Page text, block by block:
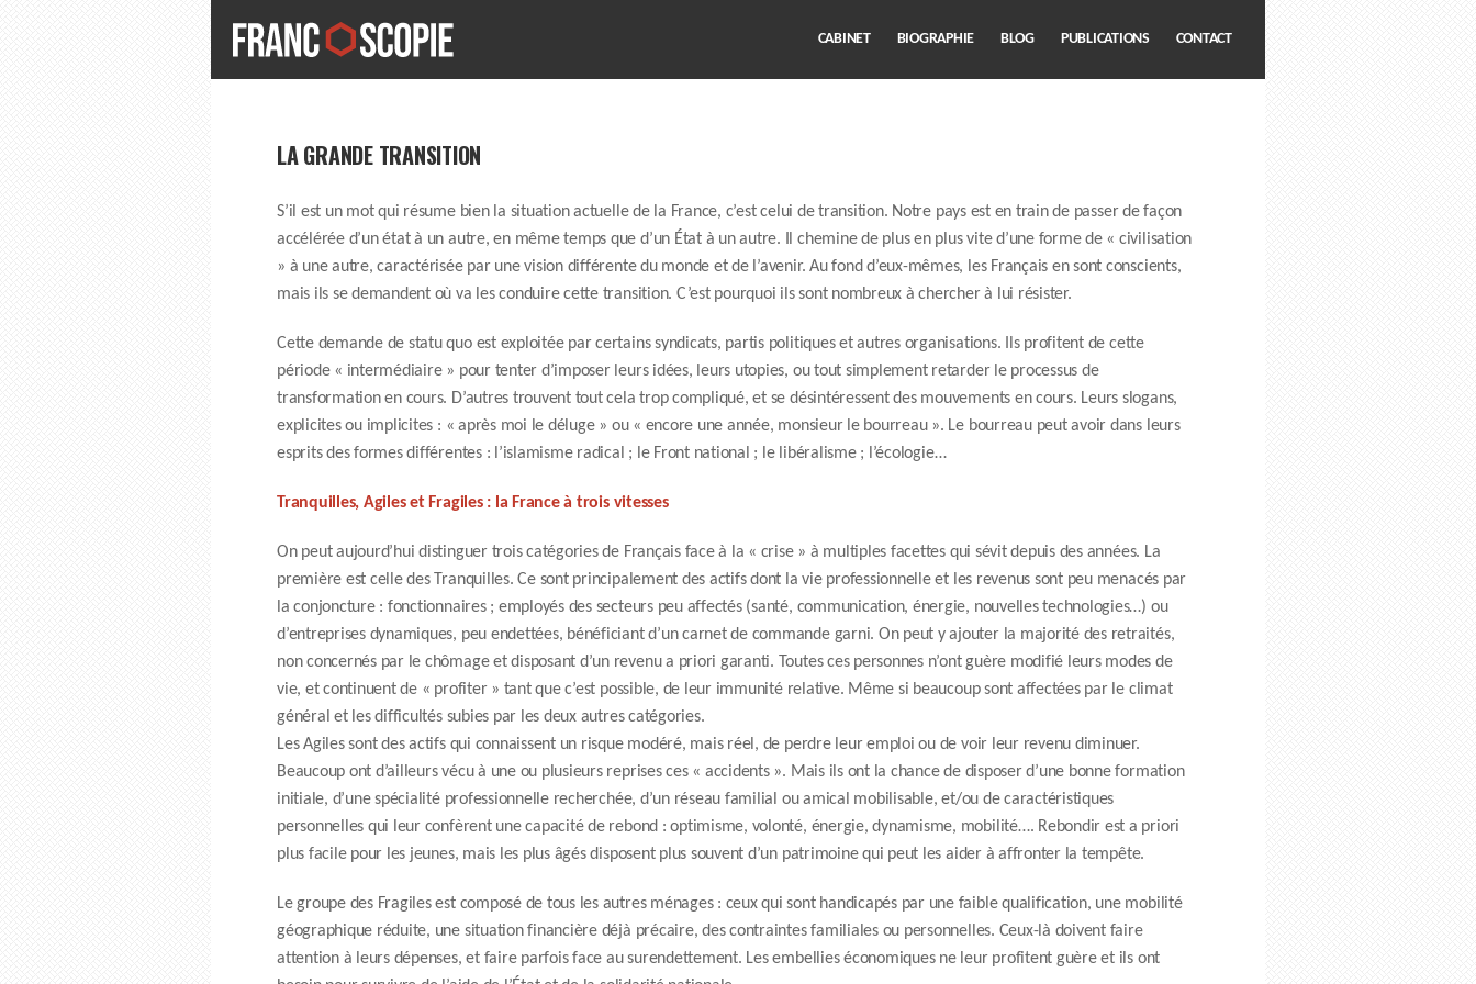
CABINET BIOGRAPHIE BLOG PUBLICATIONS CONTACT
LA GRANDE TRANSITION
S’il est un mot qui résume bien la situation actuelle de la France, c’est celui de transition. Notre pays est en train de passer de façon
accélérée d’un état à un autre, en même temps que d’un État à un autre. Il chemine de plus en plus vite d’une forme de « civilisation
» à une autre, caractérisée par une vision différente du monde et de l’avenir. Au fond d’eux-mêmes, les Français en sont conscients,
mais ils se demandent où va les conduire cette transition. C’est pourquoi ils sont nombreux à chercher à lui résister.
Cette demande de statu quo est exploitée par certains syndicats, partis politiques et autres organisations. Ils profitent de cette
période « intermédiaire » pour tenter d’imposer leurs idées, leurs utopies, ou tout simplement retarder le processus de
transformation en cours. D’autres trouvent tout cela trop compliqué, et se désintéressent des mouvements en cours. Leurs slogans,
explicites ou implicites : « après moi le déluge » ou « encore une année, monsieur le bourreau ». Le bourreau peut avoir dans leurs
esprits des formes différentes : l’islamisme radical ; le Front national ; le libéralisme ; l’écologie…
Tranquilles, Agiles et Fragiles : la France à trois vitesses
On peut aujourd’hui distinguer trois catégories de Français face à la « crise » à multiples facettes qui sévit depuis des années. La
première est celle des Tranquilles. Ce sont principalement des actifs dont la vie professionnelle et les revenus sont peu menacés par
la conjoncture : fonctionnaires ; employés des secteurs peu affectés (santé, communication, énergie, nouvelles technologies…) ou
d’entreprises dynamiques, peu endettées, bénéficiant d’un carnet de commande garni. On peut y ajouter la majorité des retraités,
non concernés par le chômage et disposant d’un revenu a priori garanti. Toutes ces personnes n’ont guère modifié leurs modes de
vie, et continuent de « profiter » tant que c’est possible, de leur immunité relative. Même si beaucoup sont affectées par le climat
général et les difficultés subies par les deux autres catégories.
Les Agiles sont des actifs qui connaissent un risque modéré, mais réel, de perdre leur emploi ou de voir leur revenu diminuer.
Beaucoup ont d’ailleurs vécu à une ou plusieurs reprises ces « accidents ». Mais ils ont la chance de disposer d’une bonne formation
initiale, d’une spécialité professionnelle recherchée, d’un réseau familial ou amical mobilisable, et/ou de caractéristiques
personnelles qui leur confèrent une capacité de rebond : optimisme, volonté, énergie, dynamisme, mobilité…. Rebondir est a priori
plus facile pour les jeunes, mais les plus âgés disposent plus souvent d’un patrimoine qui peut les aider à affronter la tempête.
Le groupe des Fragiles est composé de tous les autres ménages : ceux qui sont handicapés par une faible qualification, une mobilité
géographique réduite, une situation financière déjà précaire, des contraintes familiales ou personnelles. Ceux-là doivent faire
attention à leurs dépenses, et faire parfois face au surendettement. Les embellies économiques ne leur profitent guère et ils ont